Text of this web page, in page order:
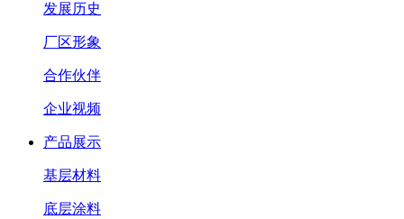
发展历史
厂区形象
合作伙伴
企业视频
产品展示
基层材料
底层涂料